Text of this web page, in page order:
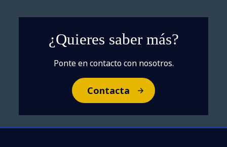
Delivering Better Healthcare
¿Quieres saber más?
Ponte en contacto con nosotros.
Contacta